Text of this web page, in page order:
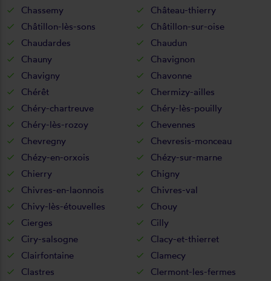
Chassemy
Château-thierry
Châtillon-lès-sons
Châtillon-sur-oise
Chaudardes
Chaudun
Chauny
Chavignon
Chavigny
Chavonne
Chérêt
Chermizy-ailles
Chéry-chartreuve
Chéry-lès-pouilly
Chéry-lès-rozoy
Chevennes
Chevregny
Chevresis-monceau
Chézy-en-orxois
Chézy-sur-marne
Chierry
Chigny
Chivres-en-laonnois
Chivres-val
Chivy-lès-étouvelles
Chouy
Cierges
Cilly
Ciry-salsogne
Clacy-et-thierret
Clairfontaine
Clamecy
Clastres
Clermont-les-fermes